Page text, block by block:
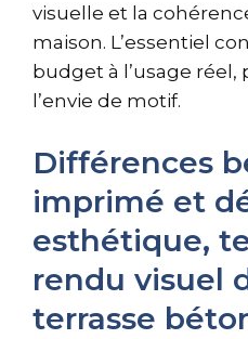
visuelle et la
maison. L’essentiel
budget à l’usage réel,
l’envie de motif.
Différences
imprimé et
esthétique,
rendu visuel
terrasse